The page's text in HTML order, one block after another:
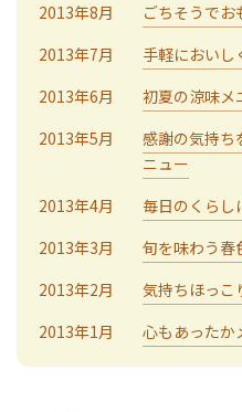
2013年8月
ごちそうでお
2013年7月
手軽においし
2013年6月
初夏の涼味メ
2013年5月
感謝の気持ち
ニュー
2013年4月
毎日のくらし
2013年3月
旬を味わう春
2013年2月
気持ちほっこ
2013年1月
心もあったか